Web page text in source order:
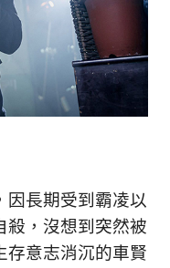
因長期受到霸凌以
殺，沒想到突然被
存意志消沉的車賢